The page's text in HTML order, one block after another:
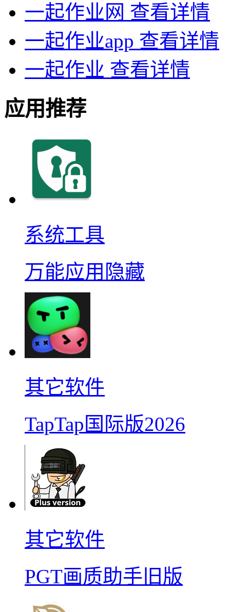
一起作业网 查看详情
一起作业app 查看详情
一起作业 查看详情
应用推荐
系统工具
万能应用隐藏
其它软件
TapTap国际版2026
其它软件
PGT画质助手旧版